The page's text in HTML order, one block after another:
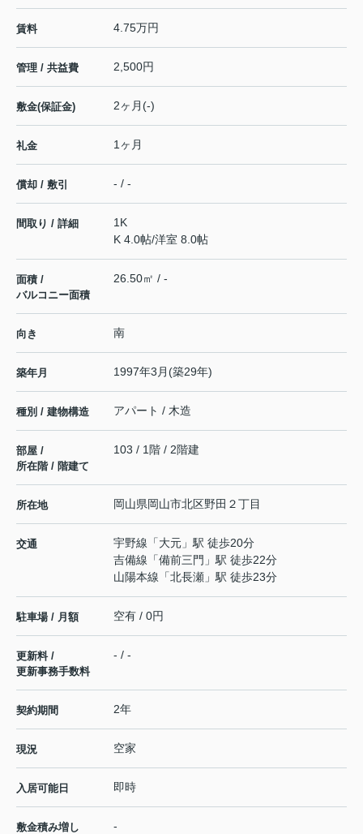
賃料 4.75万円
管理 / 共益費 2,500円
敷金(保証金) 2ヶ月(-)
礼金 1ヶ月
償却 / 敷引 - / -
間取り / 詳細
1K
K 4.0帖/洋室 8.0帖
面積 /
バルコニー面積
26.50㎡ / -
向き 南
築年月 1997年3月(築29年)
種別 / 建物構造 アパート / 木造
部屋 /
所在階 / 階建て
103 / 1階 / 2階建
所在地 岡山県岡山市北区野田 ２丁目
交通 宇野線 「大元 」駅 徒歩20分
吉備線 「備前三門 」駅 徒歩22分
山陽本線 「北長瀬 」駅 徒歩23分
駐車場 / 月額 空有 / 0円
更新料 /
更新事務手数料
- / -
契約期間 2年
現況 空家
入居可能日 即時
敷金積み増し -